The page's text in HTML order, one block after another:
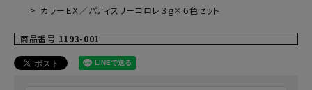
カラーＥＸ／パティスリーコロレ３ｇ×６色セット
商品番号 1193-001